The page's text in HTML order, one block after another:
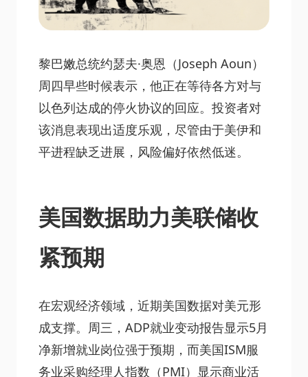
黎巴嫩总统约瑟夫·奥恩（Joseph Aoun）
周四早些时候表示，他正在等待各方对与
以色列达成的停火协议的回应。投资者对
该消息表现出适度乐观，尽管由于美伊和
平进程缺乏进展，风险偏好依然低迷。
美国数据助力美联储收
紧预期
在宏观经济领域，近期美国数据对美元形
成支撑。周三，ADP就业变动报告显示5月
净新增就业岗位强于预期，而美国ISM服
务业采购经理人指数（PMI）显示商业活